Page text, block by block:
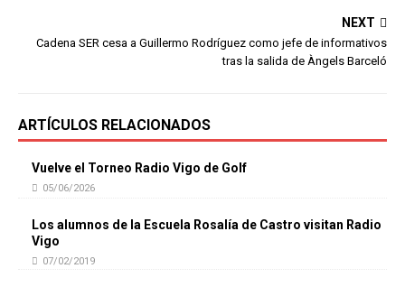
NEXT
Cadena SER cesa a Guillermo Rodríguez como jefe de informativos
tras la salida de Àngels Barceló
ARTÍCULOS RELACIONADOS
Vuelve el Torneo Radio Vigo de Golf
05/06/2026
Los alumnos de la Escuela Rosalía de Castro visitan Radio
Vigo
07/02/2019